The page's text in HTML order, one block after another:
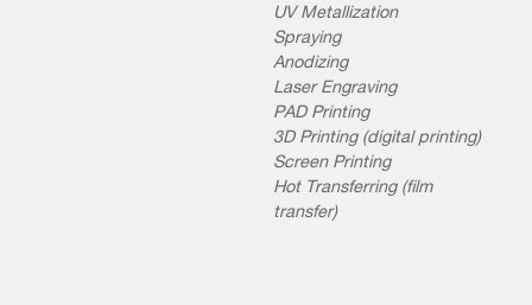
UV Metallization
Spraying
Anodizing
Laser Engraving
PAD Printing
3D Printing (digital printing)
Screen Printing
Hot Transferring (film
transfer)